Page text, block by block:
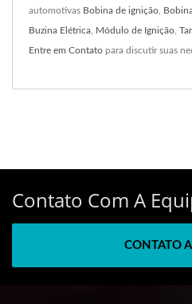
automotivas Bobina de ignição
Buzina Elétrica Módulo de Ignição
Entre em Contato para discutir suas
Contato Com A
CONTATO